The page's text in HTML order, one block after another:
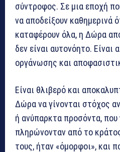
σύντροφος. Σε μια εποχή
να αποδείξουν καθημερινά
καταφέρουν όλα, η Δώρα
δεν είναι αυτονόητο.
οργάνωσης και
Είναι θλιβερό και
Δώρα να γίνονται στόχος
ή ανύπαρκτα προσόντα, που
πληρώνονταν από το
τους, ήταν «όμορφοι», και